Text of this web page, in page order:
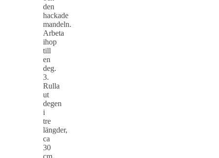
den
hackade
mandeln.
Arbeta
ihop
till
en
deg.
3.
Rulla
ut
degen
i
tre
längder,
ca
30
cm,